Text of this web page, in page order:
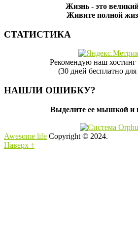
Жизнь - это
Живите полной
СТАТИСТИКА
Рекомендую наш хостинг
(30 дней бесплатно
НАШЛИ ОШИБКУ?
Выделите ее мышкой и
Awesome life Copyright © 2024.
Наверх ↑